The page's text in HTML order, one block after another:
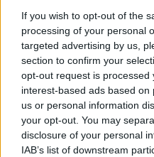
If you wish to opt-out of the
processing of your personal
targeted advertising by us,
section to confirm your
opt-out request is processed
interest-based ads based
us or personal information
your opt-out. You may
disclosure of your personal
IAB’s list of downstream
Tömeges leépítés,
Sárkány Éva – ezek
cikkeink, videóink
2025.01.05. szol24.hu